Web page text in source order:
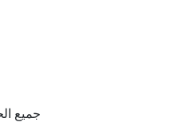
جميع